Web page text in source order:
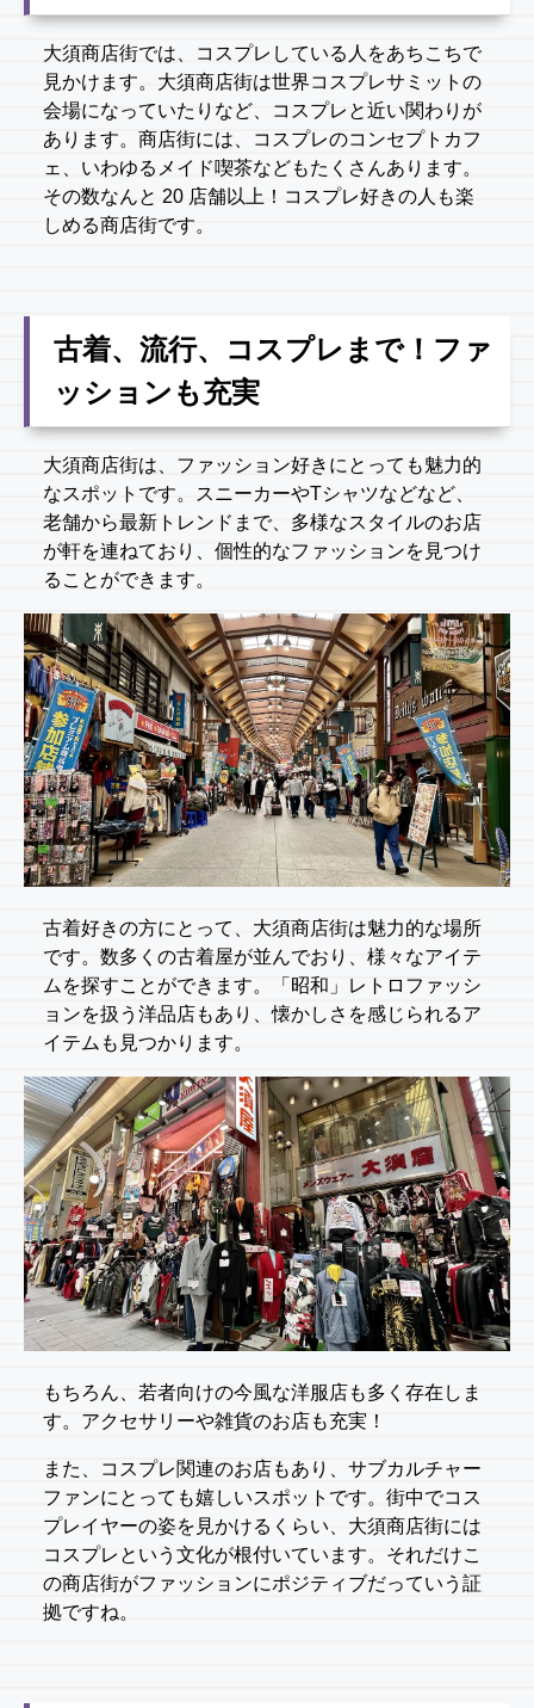
大須商店街では、コスプレしている人をあちこちで
見かけます。大須商店街は世界コスプレサミットの
会場になっていたりなど、コスプレと近い関わりが
あります。商店街には、コスプレのコンセプトカフ
ェ、いわゆるメイド喫茶などもたくさんあります。
その数なんと 20 店舗以上！コスプレ好きの人も楽
しめる商店街です。
古着、流行、コスプレまで！ファ
ッションも充実
大須商店街は、ファッション好きにとっても魅力的
なスポットです。スニーカーやTシャツなどなど、
老舗から最新トレンドまで、多様なスタイルのお店
が軒を連ねており、個性的なファッションを見つけ
ることができます。
古着好きの方にとって、大須商店街は魅力的な場所
です。数多くの古着屋が並んでおり、様々なアイテ
ムを探すことができます。「昭和」レトロファッシ
ョンを扱う洋品店もあり、懐かしさを感じられるア
イテムも見つかります。
もちろん、若者向けの今風な洋服店も多く存在しま
す。アクセサリーや雑貨のお店も充実！
また、コスプレ関連のお店もあり、サブカルチャー
ファンにとっても嬉しいスポットです。街中でコス
プレイヤーの姿を見かけるくらい、大須商店街には
コスプレという文化が根付いています。それだけこ
の商店街がファッションにポジティブだっていう証
拠ですね。